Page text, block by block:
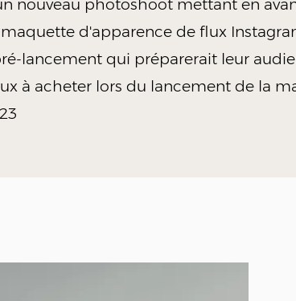
nouveau photoshoot mettant en
d'apparence de flux
lancement qui préparerait leur
à acheter lors du lancement de la